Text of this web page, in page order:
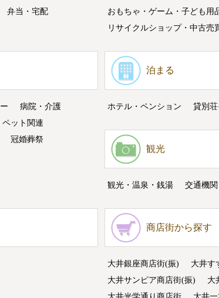
弁当・宅配
おもちゃ・ゲーム・子ども用
リサイクルショップ・中古売
病院・介護
ペット関連
冠婚葬祭
泊まる
ホテル・ペンション 貸別
観光
観光・温泉・銭湯 交通機関
商店街から探す
大井銀座商店街(振) 大井す
大井サンピア商店街(振)
大